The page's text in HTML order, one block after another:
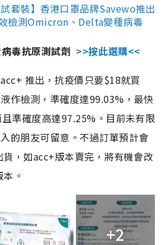
套裝】香港口罩品牌Savewo推出
檢測Omicron、Delta變種病毒
毒抗原測試劑 >>按此選購<<
推出，抗疫價只要$18就買
作檢測，準確度達99.03%，最快
準確度高達97.25%。目前未有限
的朋友可留意。不過訂單預計會
，如acc+版本賣完，將有機會改
。
+2